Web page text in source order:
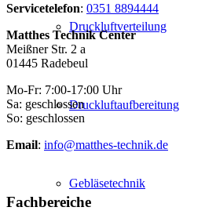
Druckluftverteilung
Druckluftaufbereitung
Gebläsetechnik
Servicetelefon: 0351 8894444
Matthes Technik Center
Meißner Str. 2 a
01445 Radebeul
Mo-Fr: 7:00-17:00 Uhr
Sa: geschlossen
So: geschlossen
Email: info@matthes-technik.de
Fachbereiche